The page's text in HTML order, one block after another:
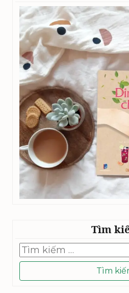
Tìm
Tìm
kiếm
cho: